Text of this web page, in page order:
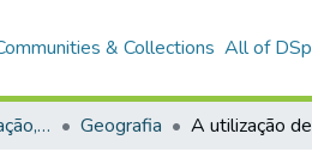
& Collections All of
Pró-Reitoria de Graduação, Extensão e Ação Comunitária > Ciências Humanas Geografia